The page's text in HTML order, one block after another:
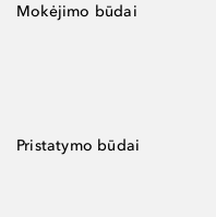
Mokėjimo būdai
Pristatymo būdai